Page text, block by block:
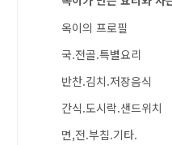
옥이의 프로필
국.전골.특별요리
반찬.김치.저장음식
간식.도시락.샌드위치
면,전.부침.기타.